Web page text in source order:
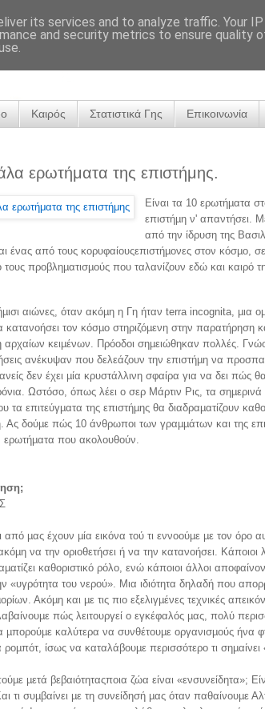
Καιρός Στατιστικά Γης Επικοινωνία
ερωτήματα της επιστήμης.
Είναι τα 10 ερωτήµατα
επιστήµη ν' απαντήσει.
από την ίδρυση της
ένας από τους κορυφαίουςεπιστήµονες στον κόσµο,
τους προβληµατισµούς που ταλανίζουν εδώ και καιρό
αιώνες, όταν ακόµη η Γη ήταν terra incognita, µια
τον κόσµο στηριζόµενη στην παρατήρηση
κειµένων. Πρόοδοι σηµειώθηκαν πολλές.
ανέκυψαν που δελεάζουν την επιστήµη να
δεν έχει µία κρυστάλλινη σφαίρα για να δει πώς
Ωστόσο, όπως λέει ο σερ Μάρτιν Ρις, τα
τα επιτεύγµατα της επιστήµης θα διαδραµατίζουν
Ας δούµε πώς 10 άνθρωποι των γραµµάτων και της
ερωτήµατα που ακολουθούν.
από µας έχουν µία εικόνα τού τι εννοούµε µε τον όρο
να την οριοθετήσει ή να την κατανοήσει. Κάποιοι
καθοριστικό ρόλο, ενώ κάποιοι άλλοι
«υγρότητα του νερού». Μια ιδιότητα δηλαδή που
Ακόµη και µε τις πιο εξελιγµένες τεχνικές
πώς λειτουργεί ο εγκέφαλός µας, πολύ
µπορούµε καλύτερα να συνθέτουµε οργανισµούς ήνα
ροµπότ, ίσως να καταλάβουµε περισσότερο τι σηµαίνει
µετά βεβαιότηταςποια ζώα είναι «ενσυνείδητα»;
τι συµβαίνει µε τη συνείδησή µας όταν παθαίνουµε
its services and to analyze traffic. Your
and security metrics to ensure quality